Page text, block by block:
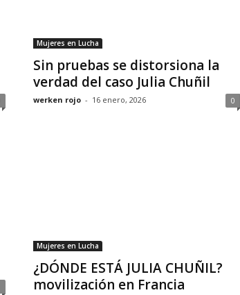
Mujeres en Lucha
Sin pruebas se distorsiona la
verdad del caso Julia Chuñil
werken rojo - 16 enero, 2026 0
Mujeres en Lucha
¿DÓNDE ESTÁ JULIA CHUÑIL?
movilización en Francia